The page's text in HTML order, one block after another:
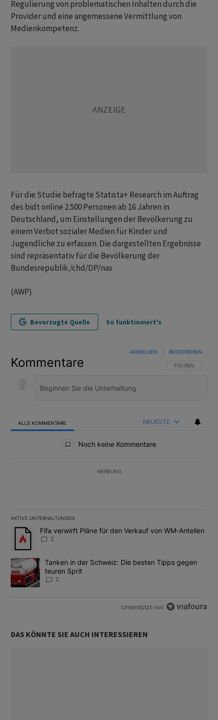
Regulierung von problematischen Inhalten durch die
Provider und eine angemessene Vermittlung von
Medienkompetenz.
Für die Studie befragte Statista+ Research im Auftrag
des bidt online 2.500 Personen ab 16 Jahren in
Deutschland, um Einstellungen der Bevölkerung zu
einem Verbot sozialer Medien für Kinder und
Jugendliche zu erfassen. Die dargestellten Ergebnisse
sind repräsentativ für die Bevölkerung der
Bundesrepublik./chd/DP/nas
(AWP)
Bevorzugte Quelle So funktioniert's
Kommentare FOLGE DIESER
FOLGEN
ANMELDEN REGISTRIEREN
ALLE KOMMENTARE NEUESTE
Noch keine Kommentare
WERBUNG
AKTIVE UNTERHALTUNGEN
Das Folgende ist eine Liste der am meisten kommentierten
Ein Trendartikel mit dem Titel "Fifa verwirft Pläne für den
Fifa verwirft Pläne für den Verkauf von WM-Anteilen
2
Ein Trendartikel mit dem Titel "Tanken in der Schweiz: Die
Tanken in der Schweiz: Die besten Tipps gegen
teuren Sprit
2
Unterstützt von
DAS KÖNNTE SIE AUCH INTERESSIEREN